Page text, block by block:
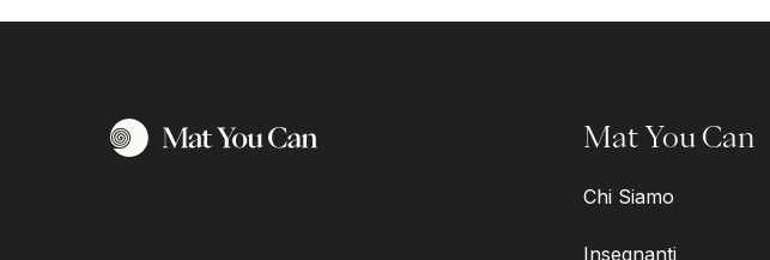
Mat You Can
Chi Siamo
Insegnanti